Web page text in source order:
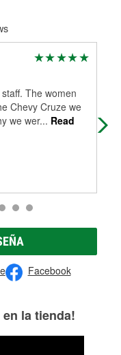
Préstamo de
si pueden
o discos no
a encontrar las
reparación.
The women
Chevy Cruze we
we wer... Read
Facebook
la tienda!